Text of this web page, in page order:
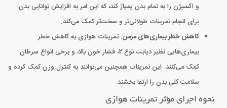
و اکسیژن را به تمام بدن پمپاژ کند، که این امر به افزایش توانایی بدن
برای انجام تمرینات طولانی‌تر و سخت‌تر کمک می‌کند.
کاهش خطر بیماری‌های مزمن: تمرینات هوازی به کاهش خطر
بیماری‌هایی نظیر دیابت نوع 2، فشار خون بالا، و برخی انواع سرطان
کمک می‌کنند. این تمرینات همچنین می‌توانند به کنترل وزن کمک کرده و
سلامت کلی بدن را ارتقا بخشند.
نحوه اجرای مؤثر تمرینات هوازی